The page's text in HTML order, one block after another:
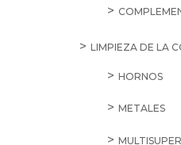
LIMPIEZA DE LA
HORNOS
METALES